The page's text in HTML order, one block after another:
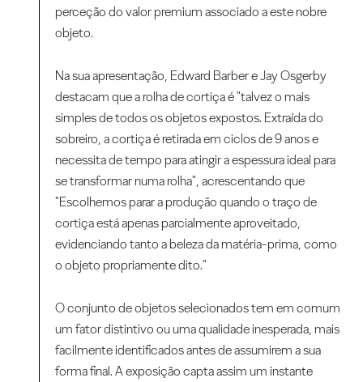
perceção do valor premium associado a este nobre
objeto.
Na sua apresentação, Edward Barber e Jay Osgerby
destacam que a rolha de cortiça é "talvez o mais
simples de todos os objetos expostos. Extraída do
sobreiro, a cortiça é retirada em ciclos de 9 anos e
necessita de tempo para atingir a espessura ideal para
se transformar numa rolha", acrescentando que
"Escolhemos parar a produção quando o traço de
cortiça está apenas parcialmente aproveitado,
evidenciando tanto a beleza da matéria-prima, como
o objeto propriamente dito."
O conjunto de objetos selecionados tem em comum
um fator distintivo ou uma qualidade inesperada, mais
facilmente identificados antes de assumirem a sua
forma final. A exposição capta assim um instante